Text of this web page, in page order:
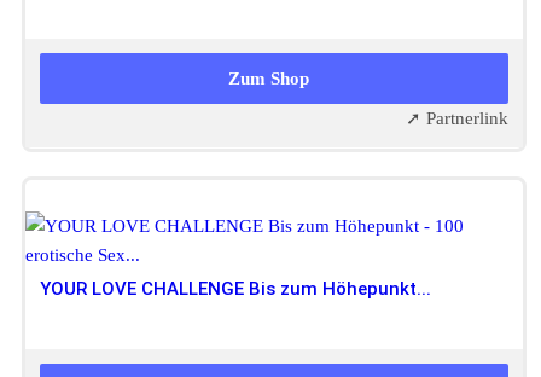
Zum Shop
➚ Partnerlink
YOUR LOVE CHALLENGE Bis zum Höhepunkt...